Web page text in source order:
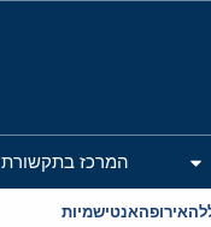
המרכז בתקשורת
אירופהאנטישמיות